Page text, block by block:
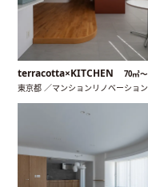
terracotta×KITCHEN 70㎡
東京都 ／マンションリノベーション